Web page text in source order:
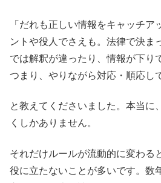
「だれも正しい情報をキャッチア
ントや役人でさえも。法律で決ま
では解釈が違ったり、情報が下り
つまり、やりながら対応・順応し
と教えてくださいました。本当に
くしかありません。
それだけルールが流動的に変わる
役に立たないことが多いです。数